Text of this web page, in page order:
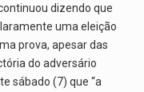
dizendo que
uma eleição
prova, apesar das
do adversário
sábado (7) que “a